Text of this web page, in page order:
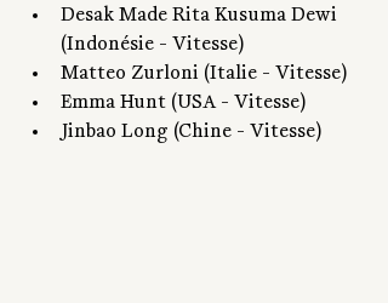
Desak Made Rita Kusuma Dewi
(Indonésie - Vitesse)
Matteo Zurloni (Italie - Vitesse)
Emma Hunt (USA - Vitesse)
Jinbao Long (Chine - Vitesse)